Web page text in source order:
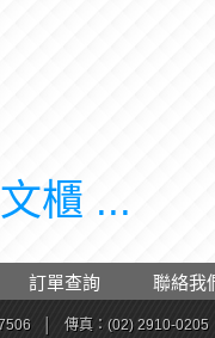
櫃 ...
訂單查詢 聯絡我
傳真：(02) 2910-0205